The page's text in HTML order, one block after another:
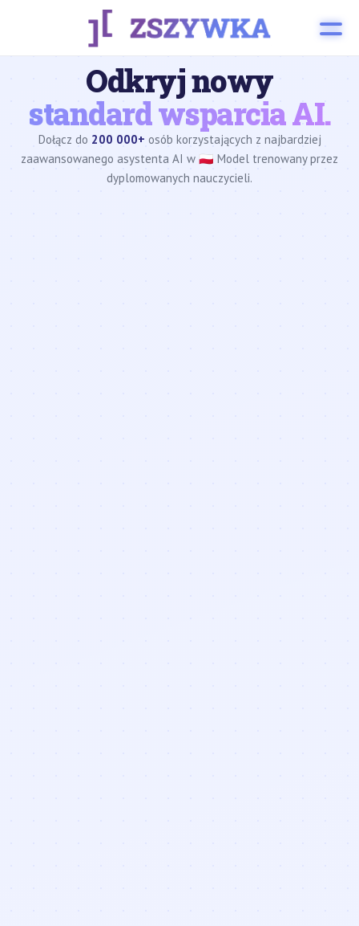
Odkryj nowy
standard wsparcia AI.
Dołącz do 200 000+ osób korzystających z najbardziej
zaawansowanego asystenta AI w 🇵🇱 Model trenowany przez
dyplomowanych nauczycieli.